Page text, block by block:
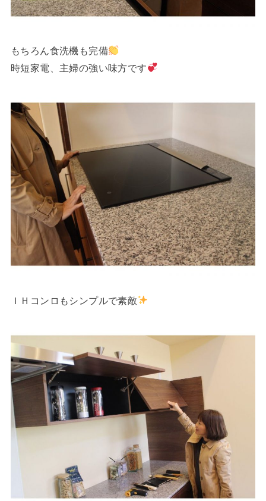
もちろん食洗機も完備
時短家電、主婦の強い味方です
ＩＨコンロもシンプルで素敵